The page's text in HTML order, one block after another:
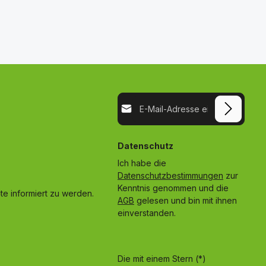
informiert zu werden.
E-Mail-Adresse*
Datenschutz
Ich habe die
Datenschutzbestimmungen zur
Kenntnis genommen und die
AGB gelesen und bin mit ihnen
einverstanden.
Die mit einem Stern (*)